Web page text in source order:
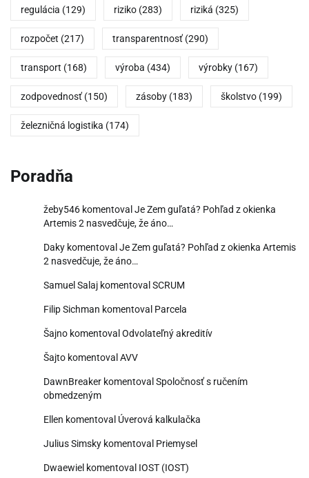
regulácia (129) riziko (283) riziká (325)
rozpočet (217) transparentnosť (290)
transport (168) výroba (434) výrobky (167)
zodpovednosť (150) zásoby (183) školstvo (199)
železničná logistika (174)
Poradňa
žeby546 komentoval Je Zem guľatá? Pohľad z okienka
Artemis 2 nasvedčuje, že áno…
Daky komentoval Je Zem guľatá? Pohľad z okienka Artemis
2 nasvedčuje, že áno…
Samuel Salaj komentoval SCRUM
Filip Sichman komentoval Parcela
Šajno komentoval Odvolateľný akreditív
Šajto komentoval AVV
DawnBreaker komentoval Spoločnosť s ručením
obmedzeným
Ellen komentoval Úverová kalkulačka
Julius Simsky komentoval Priemysel
Dwaewiel komentoval IOST (IOST)